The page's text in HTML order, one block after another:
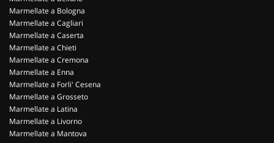
Marmellate a Bologna
Marmellate a Cagliari
Marmellate a Caserta
Marmellate a Chieti
Marmellate a Cremona
Marmellate a Enna
Marmellate a Forli' Cesena
Marmellate a Grosseto
Marmellate a Latina
Marmellate a Livorno
Marmellate a Mantova